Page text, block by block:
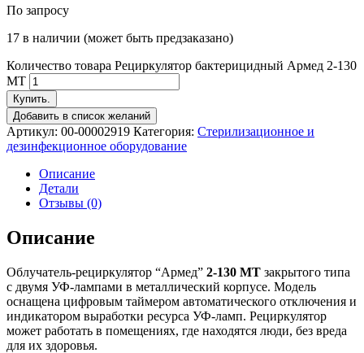
По запросу
17 в наличии (может быть предзаказано)
Количество товара Рециркулятор бактерицидный Армед 2-130
МТ
Купить.
Добавить в список желаний
Артикул: 00-00002919 Категория: Стерилизационное и
дезинфекционное оборудование
Описание
Детали
Отзывы (0)
Описание
Облучатель-рециркулятор “Армед” 2-130 МТ закрытого типа
с двумя УФ-лампами в металлический корпусе. Модель
оснащена цифровым таймером автоматического отключения и
индикатором выработки ресурса УФ-ламп. Рециркулятор
может работать в помещениях, где находятся люди, без вреда
для их здоровья.